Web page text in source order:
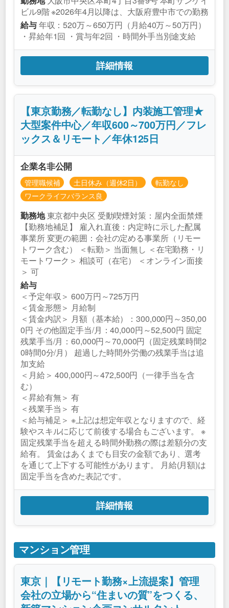
ビル9階 ※2026年4月以降は、大阪府豊中市での勤務
給与年収：520万～650万円（月給40万～50万円）
・昇給年1回 ・賞与年2回 ・時間外手当別途支給
詳細情報
【東京勤務／転勤なし】内装施工管理★
大型案件中心／年収600～700万円／フレ
ックス＆リモート／年休125日
企業名非公開
管理職候補 土日休み（週休2日）
転勤なし
ワークライフバランス良
勤務地東京都中央区 受動喫煙対策：屋内全面禁煙
【勤務地補足】 雇入れ直後：内定時に示した配属
事業所 変更の範囲：会社の定める事業所（リモー
トワーク含む） ＜転勤＞ 当面無し ＜在宅勤務・リ
モートワーク＞ 相談可（在宅） ＜オンライン面接
＞ 可
給与
＜予定年収＞ 600万円～725万円
＜賃金形態＞ 月給制
＜賃金内訳＞ 月額（基本給）：300,000円～350,00
0円 その他固定手当/月：40,000円～52,500円 固定
残業手当/月：60,000円～70,000円（固定残業時間2
0時間0分/月） 超過した時間外労働の残業手当は追
加支給
＜月給＞ 400,000円～472,500円（一律手当を含
む）
＜昇給有無＞ 有
＜残業手当＞ 有
＜給与補足＞ ※上記は想定年収となりますので、経
験やスキルに応じて前後する場合もございます。 ※
固定残業手当を超える時間外勤務の際は差額分の支
給有。 賃金はあくまでも目安の金額であり、選考
を通じて上下する可能性があります。 月給(月額)は
固定手当を含めた表記です。
詳細情報
マンション管理
東京｜【リモート勤務×上流提案】管理
会社の立場から“住まいの質”をつくる、